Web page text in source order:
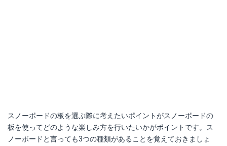
スノーボードの板を選ぶ際に考えたいポイントがスノーボードの
板を使ってどのような楽しみ方を行いたいかがポイントです。ス
ノーボードと言っても3つの種類があることを覚えておきましょ